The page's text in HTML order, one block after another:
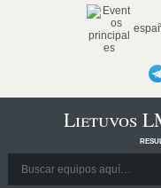
Lietuvos